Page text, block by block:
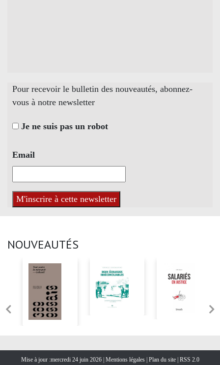
Pour recevoir le bulletin des nouveautés, abonnez-
vous à notre newsletter
Je ne suis pas un robot
Email
NOUVEAUTÉS
Mise à jour :mercredi 24 juin 2026 | Mentions légales Plan du site RSS 2.0